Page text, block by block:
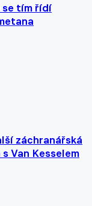
se tím řídí
záchranářská
Van Kesselem